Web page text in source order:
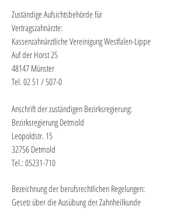
Zuständige Aufsichtsbehörde für
Vertragszahnärzte:
Kassenzahnärztliche Vereinigung Westfalen-Lippe
Auf der Horst 25
48147 Münster
Tel. 02 51 / 507-0
Anschrift der zuständigen Bezirksregierung:
Bezirksregierung Detmold
Leopoldstr. 15
32756 Detmold
Tel.: 05231-710
Bezeichnung der berufsrechtlichen Regelungen:
Gesetz über die Ausübung der Zahnheilkunde